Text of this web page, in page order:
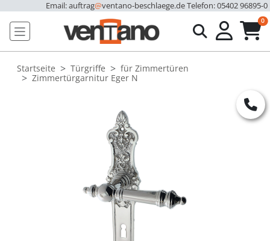
Email: auftrag@ventano-beschlaege.deTelefon: 05402 96895-0
0
Startseite Türgriffe
für Zimmertüren
Zimmertürgarnitur Eger N